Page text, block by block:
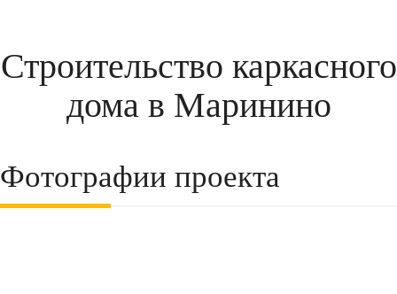
Строительство каркасного
дома в Маринино
Фотографии проекта